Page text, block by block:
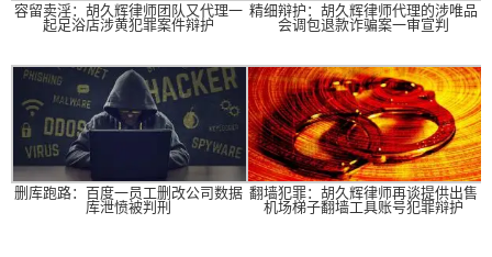
容留卖淫：胡久辉律师团队又代理一
起足浴店涉黄犯罪案件辩护
精细辩护：胡久辉律师代理的涉唯品
会调包退款诈骗案一审宣判
删库跑路：百度一员工删改公司数据
库泄愤被判刑
翻墙犯罪：胡久辉律师再谈提供出售
机场梯子翻墙工具账号犯罪辩护